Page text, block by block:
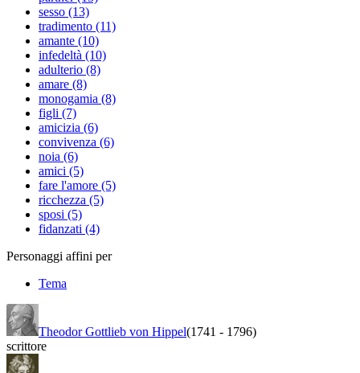
sesso (13)
tradimento (11)
amante (10)
infedeltà (10)
adulterio (8)
amare (8)
monogamia (8)
figli (7)
amicizia (6)
convivenza (6)
noia (6)
amici (5)
fare l'amore (5)
ricchezza (5)
sposi (5)
fidanzati (4)
Personaggi affini per
Tema
Theodor Gottlieb von Hippel(1741 - 1796)
scrittore